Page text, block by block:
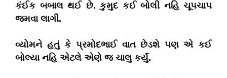
કંઈક બબાલ થઈ છે. કુમુદ કઈ બોલી નહિ ચૂપચાપ
જમવા લાગી.
વ્યોમને હતું કે પ્રમોદભાઈ વાત છેડશે પણ એ કઈ
બોલ્યા નહિ એટલે એણે જ ચાલુ કર્યું.